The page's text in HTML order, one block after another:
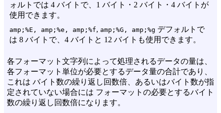
ォルトでは 4 バイトで、1 バイト・2 バイト・4 バイトが
使用できます。
amp;%E, amp;%e, amp;%f, amp;%G, amp;%g デフォルトで
は 8 バイトで、4 バイトと 12 バイトも使用できます。
各フォーマット文字列によって処理されるデータの量は、
各フォーマット単位が必要とするデータ量の合計であり、
これは バイト数の繰り返し回数倍、あるいはバイト数が指
定されていない場合には フォーマットの必要とするバイト
数の繰り返し回数倍になります。